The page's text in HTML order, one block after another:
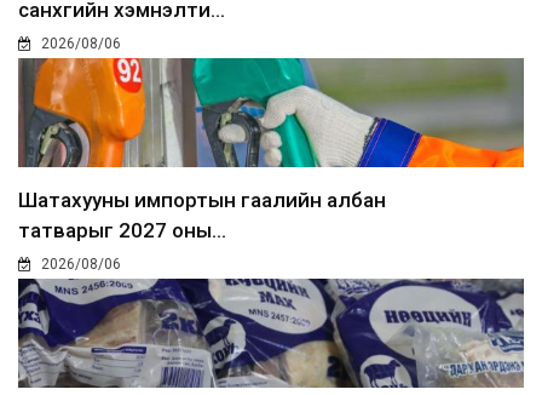
санхүүгийн хэмнэлти...
2026/08/06
Шатахууны импортын гаалийн албан
татварыг 2027 оны...
2026/08/06